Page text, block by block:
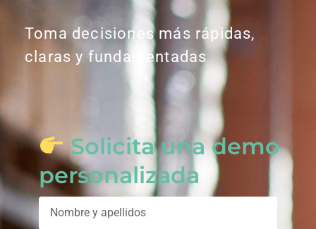
Toma decisiones más rápidas,
claras y fundamentadas
Solicita una demo
personalizada